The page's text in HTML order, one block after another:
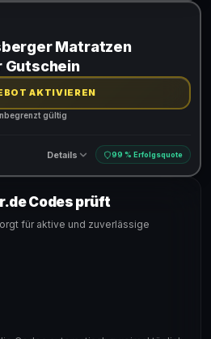
Matratzen
AKTIVIEREN
gültig
Details 99 % Erfolgsquote
Codes prüft
für aktive und zuverlässige